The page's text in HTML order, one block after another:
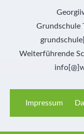
Grundschule
Weiterführende
Impressum